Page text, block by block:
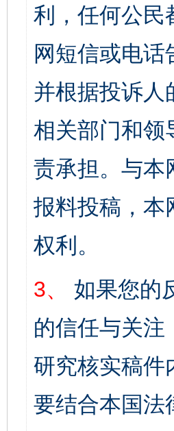
利，任何公民
网短信或电
并根据投诉人
相关部门和领
责承担。与本
报料投稿，本
权利。
3、
如果您的
的信任与关注
研究核实稿件
要结合本国法